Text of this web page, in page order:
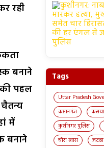
रही
बनाने
पहल
चैतन्य
में
बनाने
Tags
Uttar Pradesh
कप्तानगंज
कसया
कुशीनगर पुलिस
चौरा खास